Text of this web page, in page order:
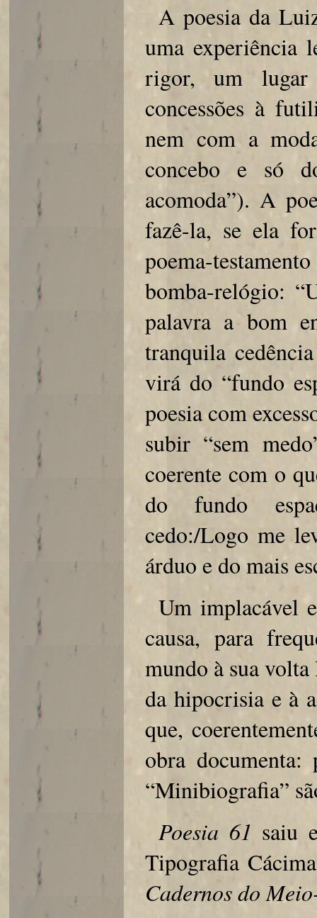
A poesia da
uma experiência
rigor, um
concessões à
nem com a
concebo e só
acomoda”). A
fazê-la, se ela
poema-
bomba-relógio:
palavra a bom
tranquila
virá do “fundo
poesia com
subir “sem
coerente com o
do fundo
cedo:/Logo me
árduo e do mais
Um implacável
causa, para
mundo à sua
da hipocrisia e à
que,
obra
“Minibiografia”
Poesia 61 saiu
Tipografia
Cadernosdo